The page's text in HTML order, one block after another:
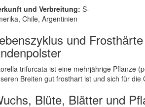
und Verbreitung: S-
Chile, Argentinien
und
trifurcata ist eine mehrjährige Pflanze
Breiten gut frosthart ist und sich für die
Blüte, Blätter und